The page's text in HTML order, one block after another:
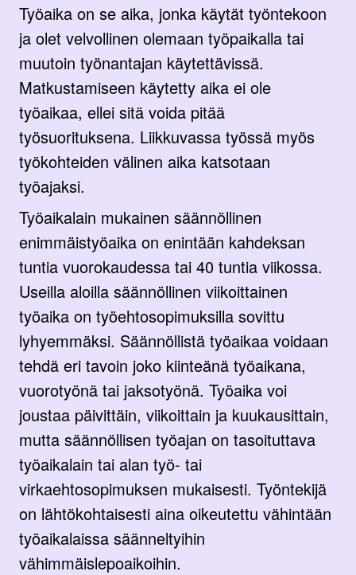
Työaika on se aika, jonka käytät työntekoon
ja olet velvollinen olemaan työpaikalla tai
muutoin työnantajan käytettävissä.
Matkustamiseen käytetty aika ei ole
työaikaa, ellei sitä voida pitää
työsuorituksena. Liikkuvassa työssä myös
työkohteiden välinen aika katsotaan
työajaksi.
Työaikalain mukainen säännöllinen
enimmäistyöaika on enintään kahdeksan
tuntia vuorokaudessa tai 40 tuntia viikossa.
Useilla aloilla säännöllinen viikoittainen
työaika on työehtosopimuksilla sovittu
lyhyemmäksi. Säännöllistä työaikaa voidaan
tehdä eri tavoin joko kiinteänä työaikana,
vuorotyönä tai jaksotyönä. Työaika voi
joustaa päivittäin, viikoittain ja kuukausittain,
mutta säännöllisen työajan on tasoituttava
työaikalain tai alan työ- tai
virkaehtosopimuksen mukaisesti. Työntekijä
on lähtökohtaisesti aina oikeutettu vähintään
työaikalaissa säänneltyihin
vähimmäislepoaikoihin.